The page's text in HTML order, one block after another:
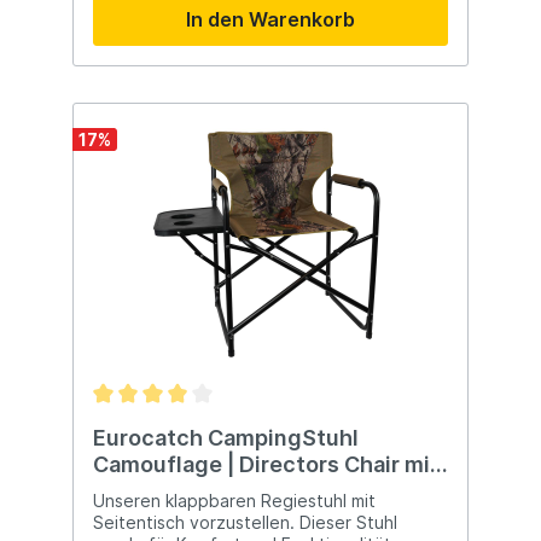
In den Warenkorb
17%
Eurocatch CampingStuhl
Camouflage | Directors Chair mit
Seitentisch
Unseren klappbaren Regiestuhl mit
Seitentisch vorzustellen. Dieser Stuhl